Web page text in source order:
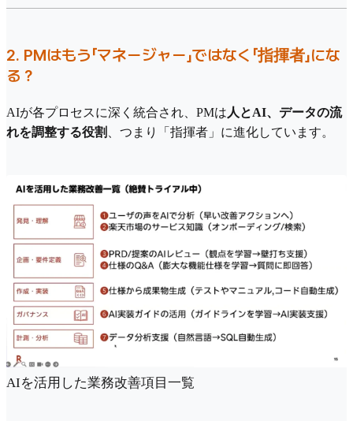
2. PMはもう「マネージャー」ではなく「指揮者」にな
る？
AIが各プロセスに深く統合され、PMは 人とAI、データの流
れを調整する役割
、つまり「指揮者」に進化しています。
AIを活用した業務改善項目一覧